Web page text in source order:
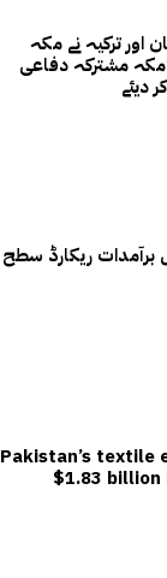
اور ترکیہ نے مکہ
مشترکہ دفاعی
دیئے
برآمدات ریکارڈ سطح
Pakistan’s textile
$1.83 billion